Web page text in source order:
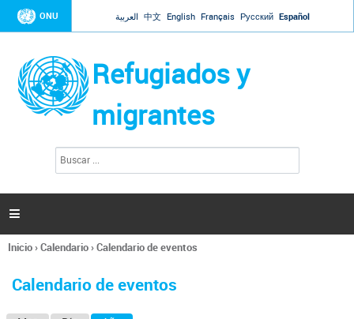
Jump to navigation
ONU العربية 中文 English Français Русский Español
Refugiados y
migrantes
l
s

Se
usted
Inicio›Calendario›Calendario de eventos
Calendario de eventos